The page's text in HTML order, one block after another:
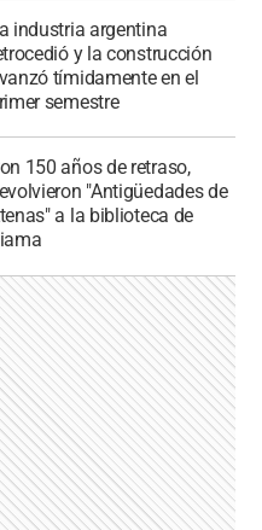
industria argentina
y la construcción
tímidamente en el
semestre
150 años de retraso,
"Antigüedades de
a la biblioteca de